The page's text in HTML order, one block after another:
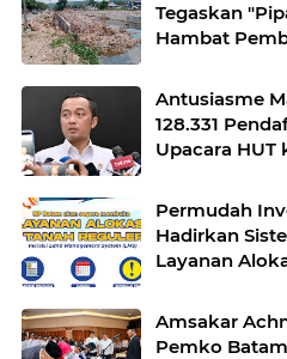
Tegaskan
Hambat
Antusiasme
128.331
Upacara HUT
Permudah
Hadirkan
Layanan
Amsakar
Pemko